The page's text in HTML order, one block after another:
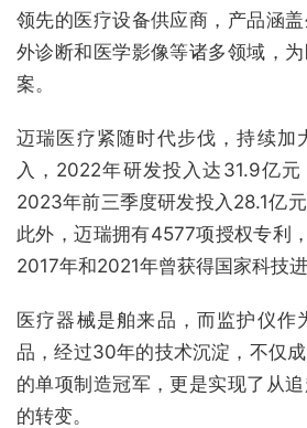
领先的医疗设备供应商，产品涵
外诊断和医学影像等诸多领域，
案。
迈瑞医疗紧随时代步伐，持续加
入，2022年研发投入达31.9亿元
2023年前三季度研发投入28.1亿
此外，迈瑞拥有4577项授权专利
2017年和2021年曾获得国家科技进
医疗器械是舶来品，而监护仪作
品，经过30年的技术沉淀，不仅
的单项制造冠军，更是实现了从
的转变。